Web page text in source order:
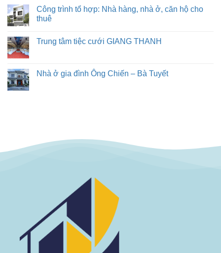
Công trình tổ hợp: Nhà hàng, nhà ở, căn hộ cho
thuê
Trung tâm tiệc cưới GIANG THANH
Nhà ở gia đình Ông Chiến – Bà Tuyết